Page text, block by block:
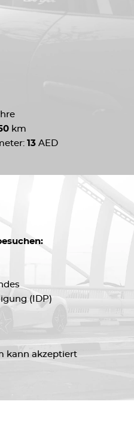
km
13 AED
(IDP)
kann akzeptiert